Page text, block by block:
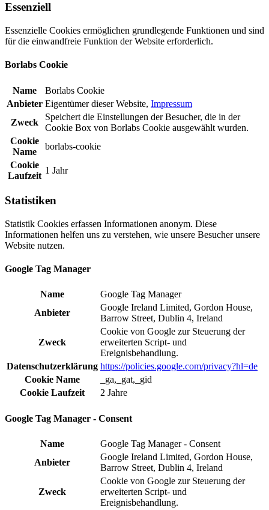
Essenziell
Essenzielle Cookies ermöglichen grundlegende Funktionen und sind
für die einwandfreie Funktion der Website erforderlich.
Borlabs Cookie
Name
Borlabs Cookie
Anbieter Eigentümer dieser Website, Impressum
Zweck
Speichert die Einstellungen der Besucher, die in der
Cookie Box von Borlabs Cookie ausgewählt wurden.
Cookie
Name
borlabs-cookie
Cookie
Laufzeit
1 Jahr
Statistiken
Statistik Cookies erfassen Informationen anonym. Diese
Informationen helfen uns zu verstehen, wie unsere Besucher unsere
Website nutzen.
Google Tag Manager
Name
Google Tag Manager
Anbieter
Google Ireland Limited, Gordon House,
Barrow Street, Dublin 4, Ireland
Zweck
Cookie von Google zur Steuerung der
erweiterten Script- und
Ereignisbehandlung.
Datenschutzerklärung https://policies.google.com/privacy?hl=de
Cookie Name
_ga,_gat,_gid
Cookie Laufzeit
2 Jahre
Google Tag Manager - Consent
Name
Google Tag Manager - Consent
Anbieter
Google Ireland Limited, Gordon House,
Barrow Street, Dublin 4, Ireland
Zweck
Cookie von Google zur Steuerung der
erweiterten Script- und
Ereignisbehandlung.